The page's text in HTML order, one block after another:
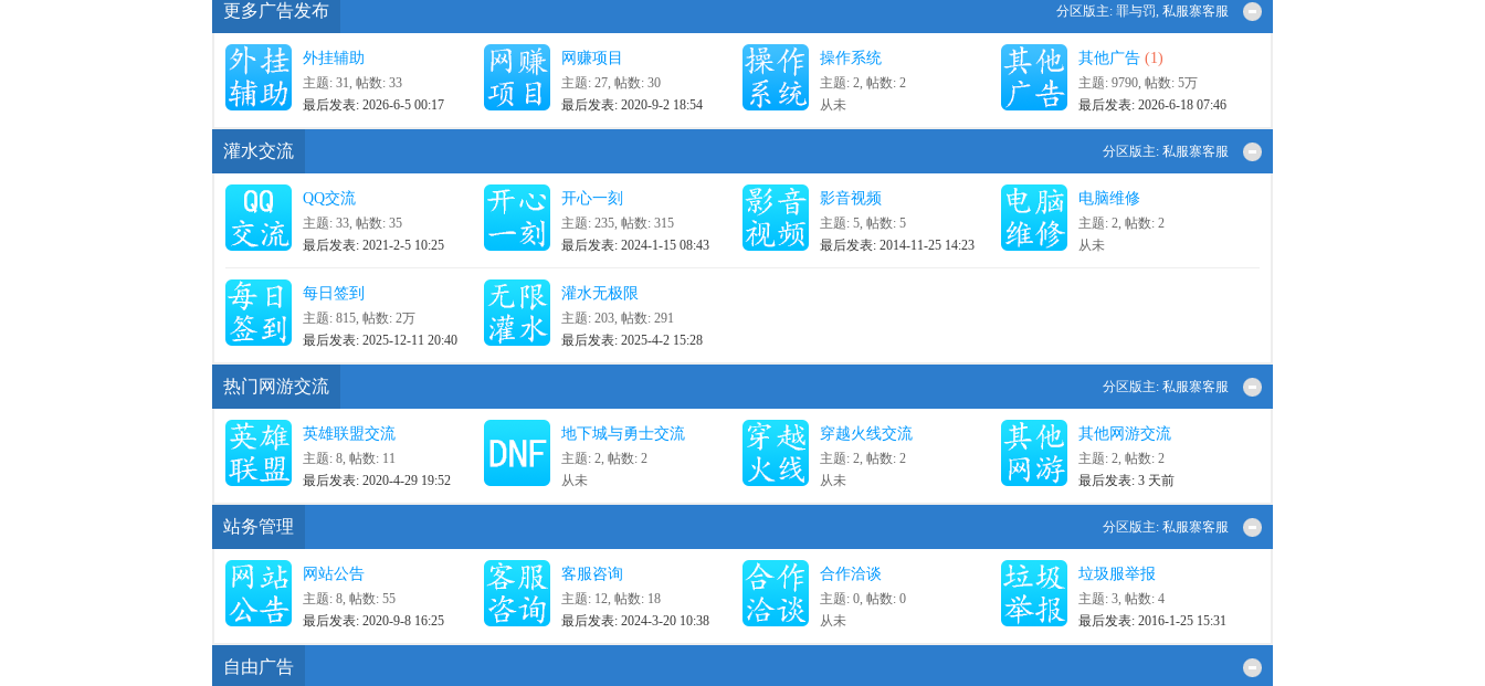
分区版主: 罪与罚, 私服寨客服
更多广告发布
外挂辅助
主题: 31, 帖数: 33
最后发表: 2026-6-5 00:17
网赚项目
主题: 27, 帖数: 30
最后发表: 2020-9-2 18:54
操作系统
主题: 2, 帖数: 2
从未
其他广告 (1)
主题: 9790, 帖数: 5万
最后发表: 2026-6-18 07:46
分区版主: 私服寨客服
灌水交流
QQ交流
主题: 33, 帖数: 35
最后发表: 2021-2-5 10:25
开心一刻
主题: 235, 帖数: 315
最后发表: 2024-1-15 08:43
影音视频
主题: 5, 帖数: 5
最后发表: 2014-11-25 14:23
电脑维修
主题: 2, 帖数: 2
从未
每日签到
主题: 815, 帖数: 2万
最后发表: 2025-12-11 20:40
灌水无极限
主题: 203, 帖数: 291
最后发表: 2025-4-2 15:28
分区版主: 私服寨客服
热门网游交流
英雄联盟交流
主题: 8, 帖数: 11
最后发表: 2020-4-29 19:52
地下城与勇士交流
主题: 2, 帖数: 2
从未
穿越火线交流
主题: 2, 帖数: 2
从未
其他网游交流
主题: 2, 帖数: 2
最后发表: 3 天前
分区版主: 私服寨客服
站务管理
网站公告
主题: 8, 帖数: 55
最后发表: 2020-9-8 16:25
客服咨询
主题: 12, 帖数: 18
最后发表: 2024-3-20 10:38
合作洽谈
主题: 0, 帖数: 0
从未
垃圾服举报
主题: 3, 帖数: 4
最后发表: 2016-1-25 15:31
自由广告